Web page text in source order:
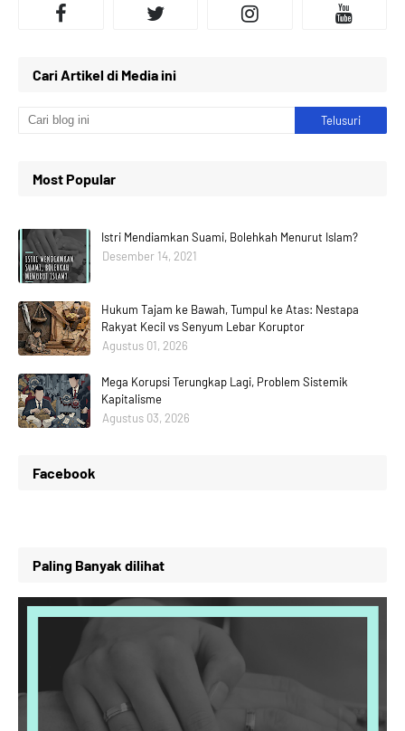
Cari Artikel di Media ini
Most Popular
Istri Mendiamkan Suami, Bolehkah Menurut Islam?
Desember 14, 2021
Hukum Tajam ke Bawah, Tumpul ke Atas: Nestapa
Rakyat Kecil vs Senyum Lebar Koruptor
Agustus 01, 2026
Mega Korupsi Terungkap Lagi, Problem Sistemik
Kapitalisme
Agustus 03, 2026
Facebook
Paling Banyak dilihat